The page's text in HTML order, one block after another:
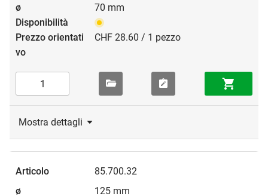
70 mm
CHF 28.60 / 1 pezzo
Mostra dettagli
85.700.32
125 mm